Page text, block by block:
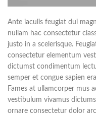
Ante iaculis feugiat dui
nullam hac consectetur
justo in a scelerisque.
consectetur elementum
dictumst condimentum
semper et congue sapien
Fames at ullamcorper mus
vestibulum vivamus
ornare consectetur dolor